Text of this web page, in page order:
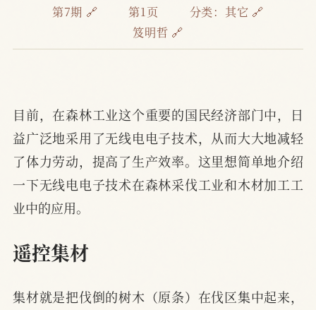
第7期 🔗
第1页 分类： 其它 🔗
笈明哲 🔗
目前，在森林工业这个重要的国民经济部门中，日
益广泛地采用了无线电电子技术，从而大大地减轻
了体力劳动，提高了生产效率。这里想简单地介绍
一下无线电电子技术在森林采伐工业和木材加工工
业中的应用。
遥控集材
集材就是把伐倒的树木（原条）在伐区集中起来，